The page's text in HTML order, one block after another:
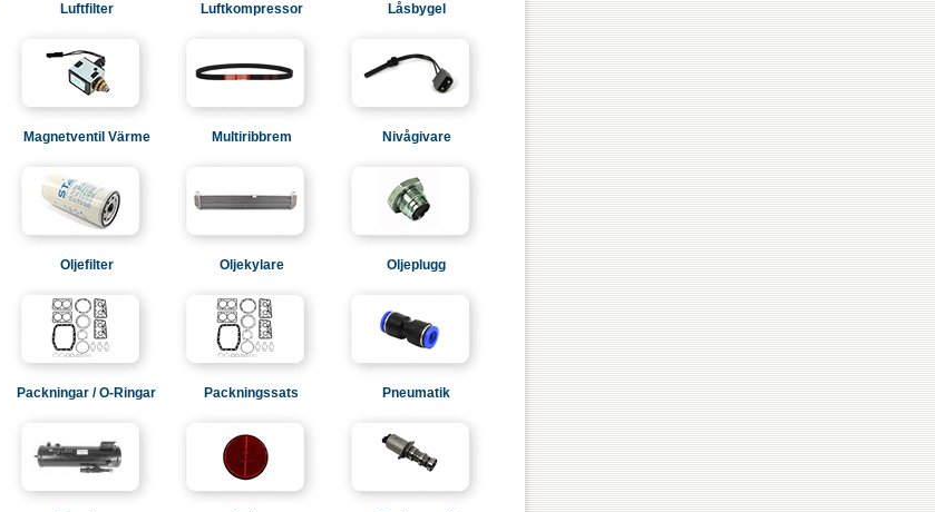
Luftfilter Luftkompressor Låsbygel
Magnetventil Värme Multiribbrem Nivågivare
Oljefilter Oljekylare Oljeplugg
Packningar / O-Ringar Packningssats Pneumatik